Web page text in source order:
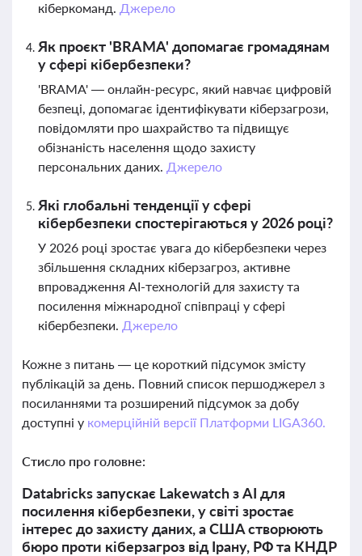
кіберкоманд. Джерело
Як проєкт 'BRAMA' допомагає громадянам
у сфері кібербезпеки?
'BRAMA' — онлайн-ресурс, який навчає цифровій
безпеці, допомагає ідентифікувати кіберзагрози,
повідомляти про шахрайство та підвищує
обізнаність населення щодо захисту
персональних даних. Джерело
Які глобальні тенденції у сфері
кібербезпеки спостерігаються у 2026 році?
У 2026 році зростає увага до кібербезпеки через
збільшення складних кіберзагроз, активне
впровадження AI-технологій для захисту та
посилення міжнародної співпраці у сфері
кібербезпеки. Джерело
Кожне з питань — це короткий підсумок змісту
публікацій за день. Повний список першоджерел з
посиланнями та розширений підсумок за добу
доступні у комерційній версії Платформи LIGA360.
Стисло про головне:
Databricks запускає Lakewatch з AI для
посилення кібербезпеки, у світі зростає
інтерес до захисту даних, а США створюють
бюро проти кіберзагроз від Ірану, РФ та КНДР